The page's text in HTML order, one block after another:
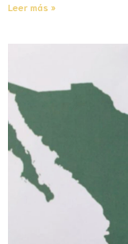
Leer más »